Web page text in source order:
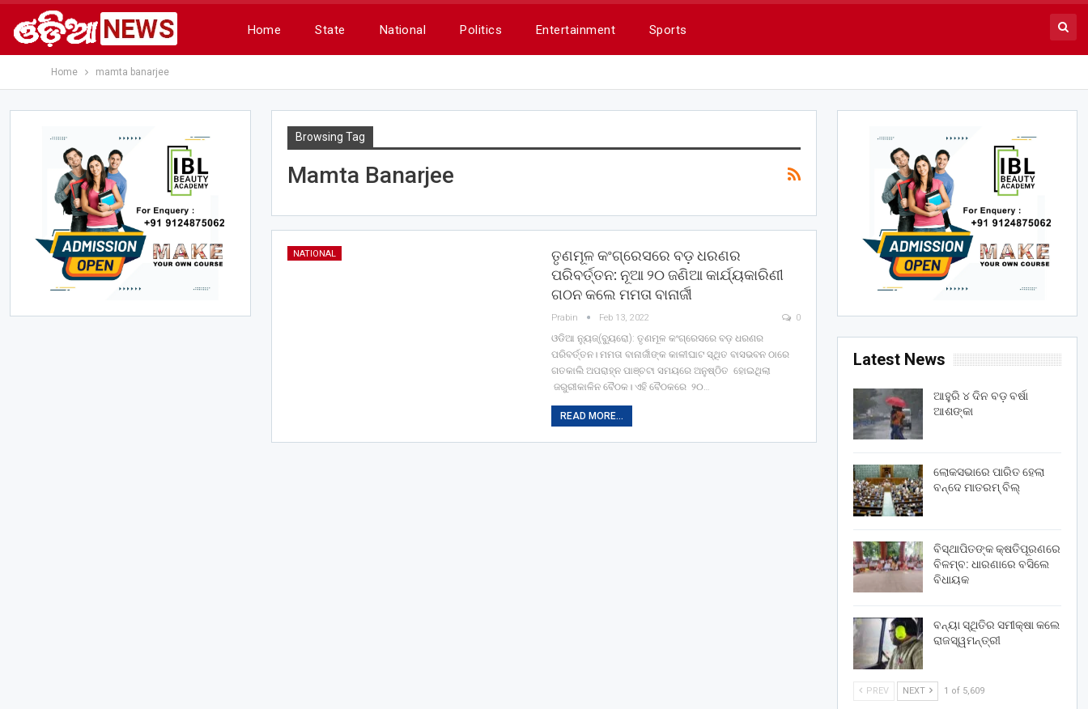
Home State National Politics Entertainment Sports
Home mamta banarjee
Browsing Tag
Mamta Banarjee
NATIONAL
ତୃଣମୂଳ କଂଗ୍ରେସରେ ବଡ଼ ଧରଣର
ପରିବର୍ତ୍ତନ: ନୂଆ ୨୦ ଜଣିଆ କାର୍ଯ୍ୟକାରିଣୀ
ଗଠନ କଲେ ମମତା ବାନାର୍ଜୀ
Prabin Feb 13, 2022 0
ଓଡିଆ ନ୍ୟୁଜ୍(ବ୍ୟୁରୋ): ତୃଣମୂଳ କଂଗ୍ରେସରେ ବଡ଼ ଧରଣର
ପରିବର୍ତ୍ତନ। ମମତା ବାନାର୍ଜୀଙ୍କ କାଳୀଘାଟ ସ୍ଥିତ ବାସଭବନ ଠାରେ
ଗତକାଲି ଅପରାହ୍ନ ପାଞ୍ଚଟା ସମୟରେ ଅନୁଷ୍ଠିତ ହୋଇଥିଲା
ଜରୁରୀକାଳିନ ବୈଠକ। ଏହି ବୈଠକରେ ୨୦…
READ MORE...
Latest News
ଆହୁରି ୪ ଦିନ ବଡ଼ ବର୍ଷା
ଆଶଙ୍କା
ଲୋକସଭାରେ ପାରିତ ହେଲା
ବନ୍ଦେ ମାତରମ୍‌ ବିଲ୍‌
ବିସ୍ଥାପିତଙ୍କ କ୍ଷତିପୂରଣରେ
ବିଳମ୍ବ: ଧାରଣାରେ ବସିଲେ
ବିଧାୟକ
ବନ୍ୟା ସ୍ଥିତିର ସମୀକ୍ଷା କଲେ
ରାଜସ୍ୱମନ୍ତ୍ରୀ
PREV NEXT 1 of 5,609